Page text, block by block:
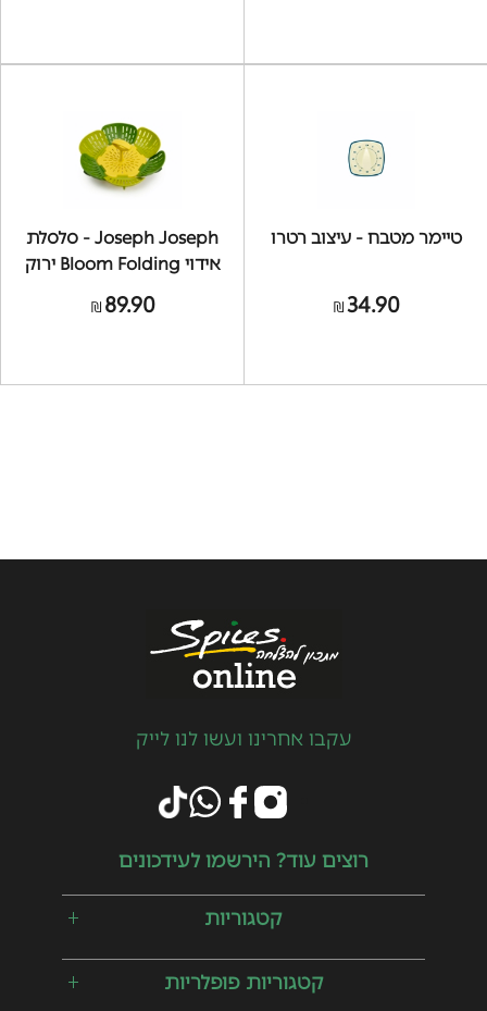
טיימר מטבח - עיצוב רטרו
₪34.90
Joseph Joseph - סלסלת
אידוי Bloom Folding ירוק
₪ 89.90
עקבו אחרינו ועשו לנו לייק
רוצים עוד? הירשמו לעידכונים
קטגוריות
קטגוריות פופלריות